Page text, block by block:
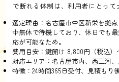
で断れる体制は、利用者にとって
選定理由：名古屋市中区新栄を拠
中無休で待機しており、休日でも
応が可能なため。
費用目安：鍵開け 8,800円（税込）
対応エリア：名古屋市内、西三河
特徴：24時間365日受付、見積もり